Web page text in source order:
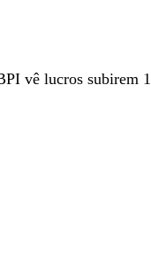
vê lucros subirem